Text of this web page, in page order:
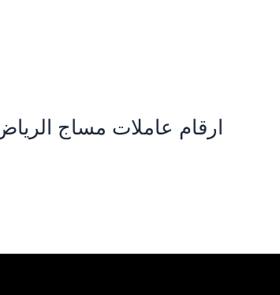
ارقام عاملات مساج